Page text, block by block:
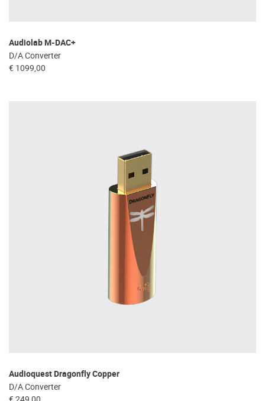
Audiolab M-DAC+
D/A Converter
€ 1099,00
Audioquest Dragonfly Copper
D/A Converter